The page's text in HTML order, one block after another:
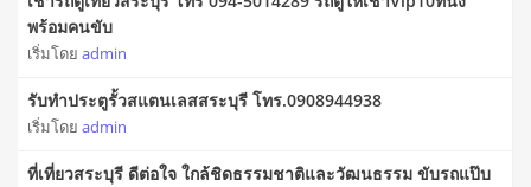
พร้อมคนขับ
เริ่มโดย admin
รับทำประตูรั้วสแตนเลสสระบุรี โทร.0908944938
เริ่มโดย admin
ที่เที่ยวสระบุรี ดีต่อใจ ใกล้ชิดธรรมชาติและวัฒนธรรม ขับรถแป๊บ